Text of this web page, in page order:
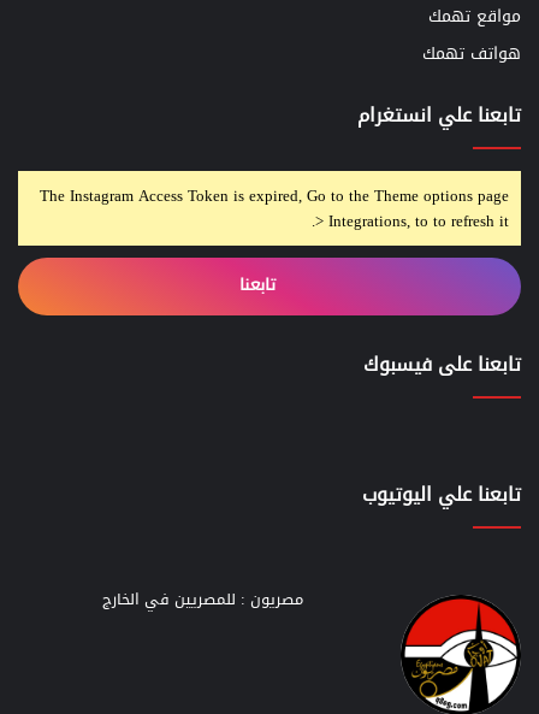
مواقع تهمك
هواتف تهمك
تابعنا علي انستغرام
The Instagram Access Token is expired, Go to the Theme options page
> Integrations, to to refresh it.
تابعنا
تابعنا على فيسبوك
تابعنا علي اليوتيوب
مصريون : للمصريين في الخارج